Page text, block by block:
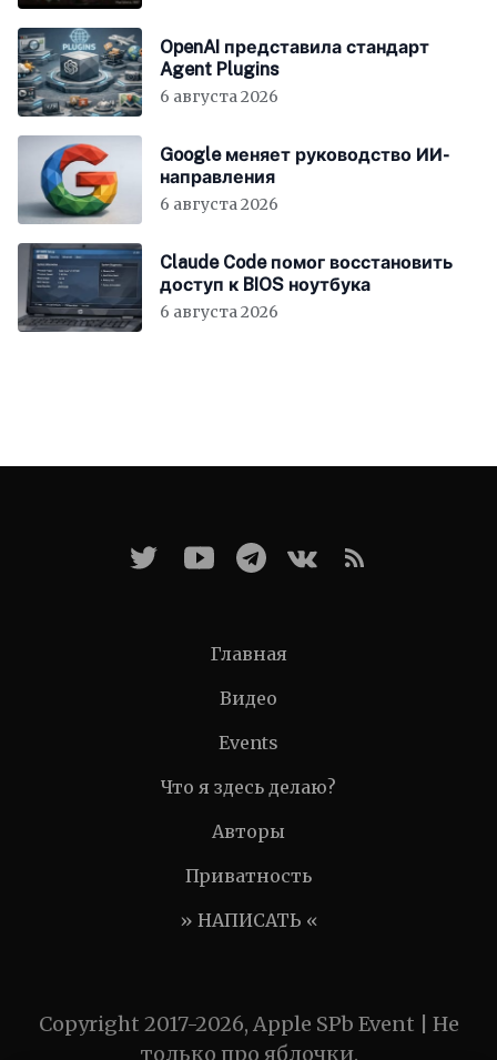
OpenAI представила стандарт
Agent Plugins
6 августа 2026
Google меняет руководство ИИ-
направления
6 августа 2026
Claude Code помог восстановить
доступ к BIOS ноутбука
6 августа 2026
Главная
Видео
Events
Что я здесь делаю?
Авторы
Приватность
» НАПИСАТЬ «
Copyright 2017-2026, Apple SPb Event | Не
только про яблочки.